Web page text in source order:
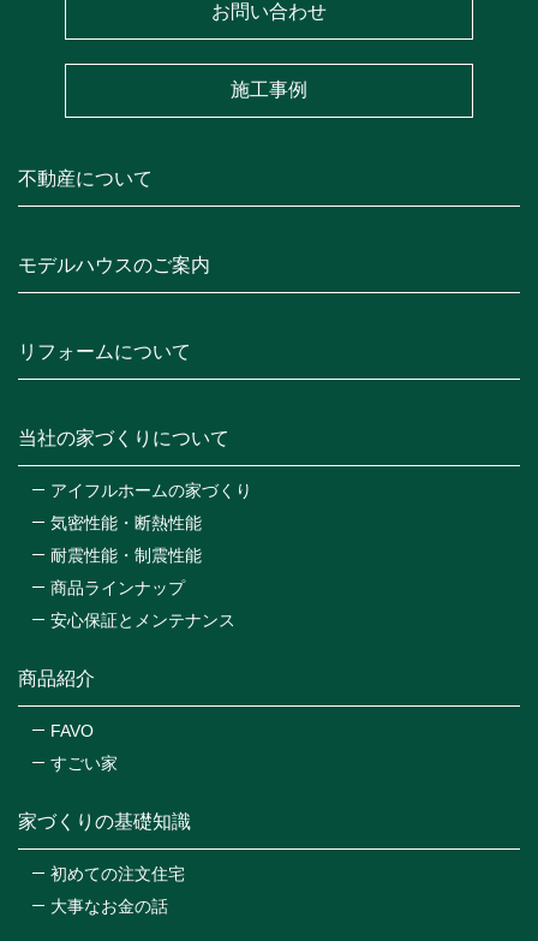
お問い合わせ
施工事例
モデルハウスのご案内
リフォームについて
家づくりの基礎知識
初めての注文住宅
大事なお金の話
当社の家づくりについて
アイフルホームの家づくり
気密性能・断熱性能
耐震性能・制震性能
商品ラインナップ
安心保証とメンテナンス
商品紹介
FAVO
すごい家
不動産について